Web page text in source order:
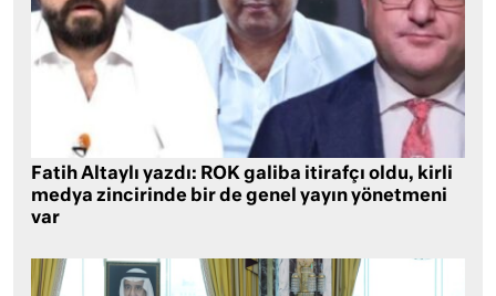
Fatih Altaylı yazdı: ROK galiba itirafçı oldu, kirli
medya zincirinde bir de genel yayın yönetmeni
var